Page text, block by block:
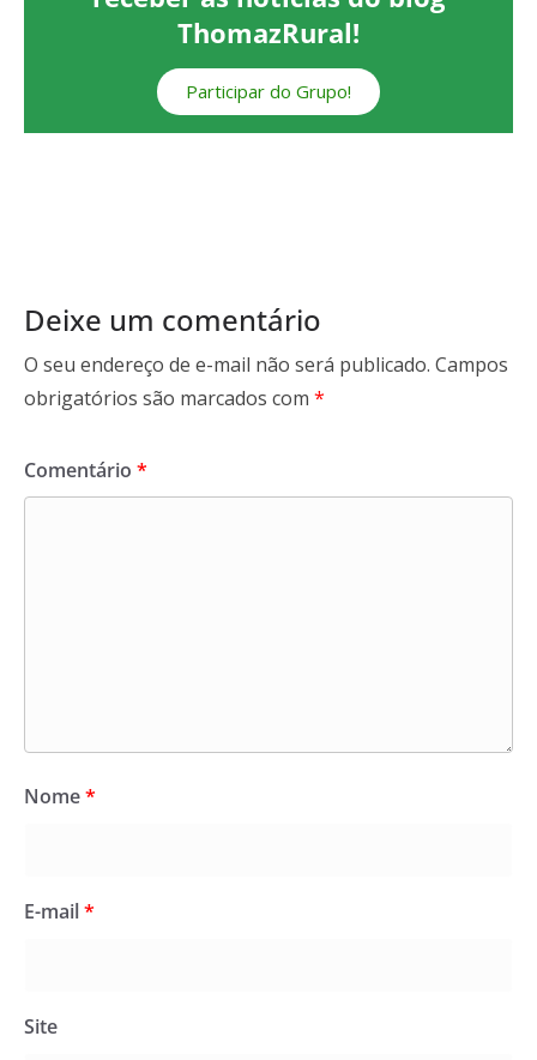
ThomazRural!
Participar do Grupo!
Deixe um comentário
O seu endereço de e-mail não será publicado. Campos
obrigatórios são marcados com *
Comentário *
Nome*
E-mail*
Site